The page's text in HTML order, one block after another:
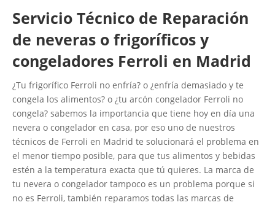
Servicio Técnico de Reparación
de neveras o frigoríficos y
congeladores Ferroli en Madrid
¿Tu frigorífico Ferroli no enfría? o ¿enfría demasiado y te
congela los alimentos? o ¿tu arcón congelador Ferroli no
congela? sabemos la importancia que tiene hoy en día una
nevera o congelador en casa, por eso uno de nuestros
técnicos de Ferroli en Madrid te solucionará el problema en
el menor tiempo posible, para que tus alimentos y bebidas
estén a la temperatura exacta que tú quieres. La marca de
tu nevera o congelador tampoco es un problema porque si
no es Ferroli, también reparamos todas las marcas de